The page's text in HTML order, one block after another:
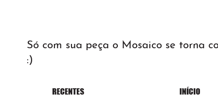
Só com sua peça o Mosaico se torna
:)